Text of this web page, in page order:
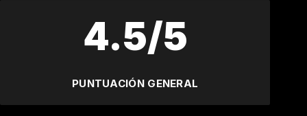
4.5/5
PUNTUACIÓN GENERAL